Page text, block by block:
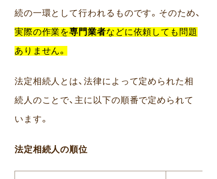
続の一環として行われるものです。そのため、
実際の作業を専門業者などに依頼しても問題
ありません。
法定相続人とは、法律によって定められた相
続人のことで、主に以下の順番で定められて
います。
法定相続人の順位